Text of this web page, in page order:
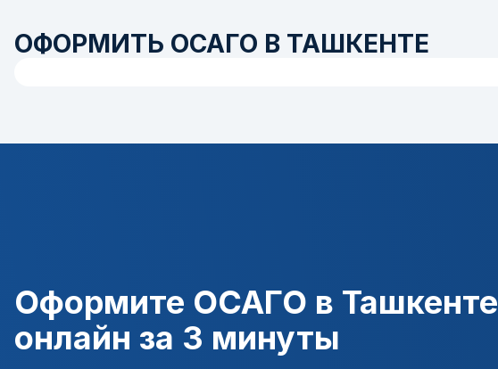
ОФОРМИТЬ ОСАГО В ТАШКЕНТЕ
Оформите ОСАГО в Ташкенте
онлайн за 3 минуты